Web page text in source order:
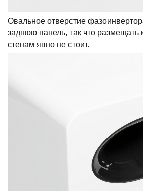
Овальное отверстие
заднюю панель, так что размещать
стенам явно не стоит.